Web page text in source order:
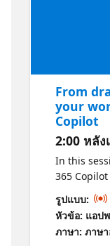
From
your
Copilot
2:00 หลัง
In this
365
streamline
final
patterns,
รูปแบบ:
หัวข้อ: แอป
ภาษา: ภาษ